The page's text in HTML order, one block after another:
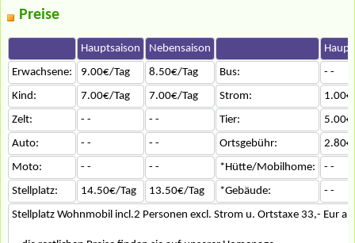
Preise
Hauptsaison Nebensaison
Erwachsene:
9.00€/Tag 8.50€/Tag Bus:
- -
Kind:
7.00€/Tag 7.00€/Tag Strom:
Zelt:
- - - - Tier:
Auto:
- - - - Ortsgebühr:
Moto:
- - - - *Hütte/Mobilhome:
- -
Stellplatz:
14.50€/Tag 13.50€/Tag *Gebäude:
- -
Stellplatz Wohnmobil incl.2 Personen excl. Strom u. Ortstaxe 33,- Eur